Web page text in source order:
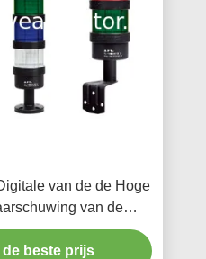
van de de Hoge
van de
de Zoemerslamp
beste prijs